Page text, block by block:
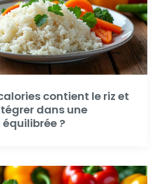
contient le riz et
dans une
?